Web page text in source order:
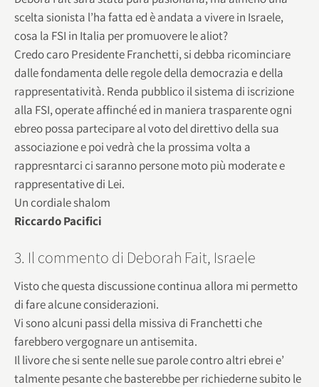
scelta sionista l’ha fatta ed è andata a vivere in Israele,
cosa la FSI in Italia per promuovere le aliot?
Credo caro Presidente Franchetti, si debba ricominciare
dalle fondamenta delle regole della democrazia e della
rappresentatività. Renda pubblico il sistema di iscrizione
alla FSI, operate affinché ed in maniera trasparente ogni
ebreo possa partecipare al voto del direttivo della sua
associazione e poi vedrà che la prossima volta a
rappresntarci ci saranno persone moto più moderate e
rappresentative di Lei.
Un cordiale shalom
Riccardo Pacifici
3. Il commento di Deborah Fait, Israele
Visto che questa discussione continua allora mi permetto
di fare alcune considerazioni.
Vi sono alcuni passi della missiva di Franchetti che
farebbero vergognare un antisemita.
Il livore che si sente nelle sue parole contro altri ebrei e’
talmente pesante che basterebbe per richiederne subito le